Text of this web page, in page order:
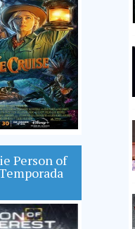
Person of